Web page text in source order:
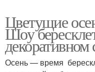
Цветущие
Шоу
декоративном
Осень — время